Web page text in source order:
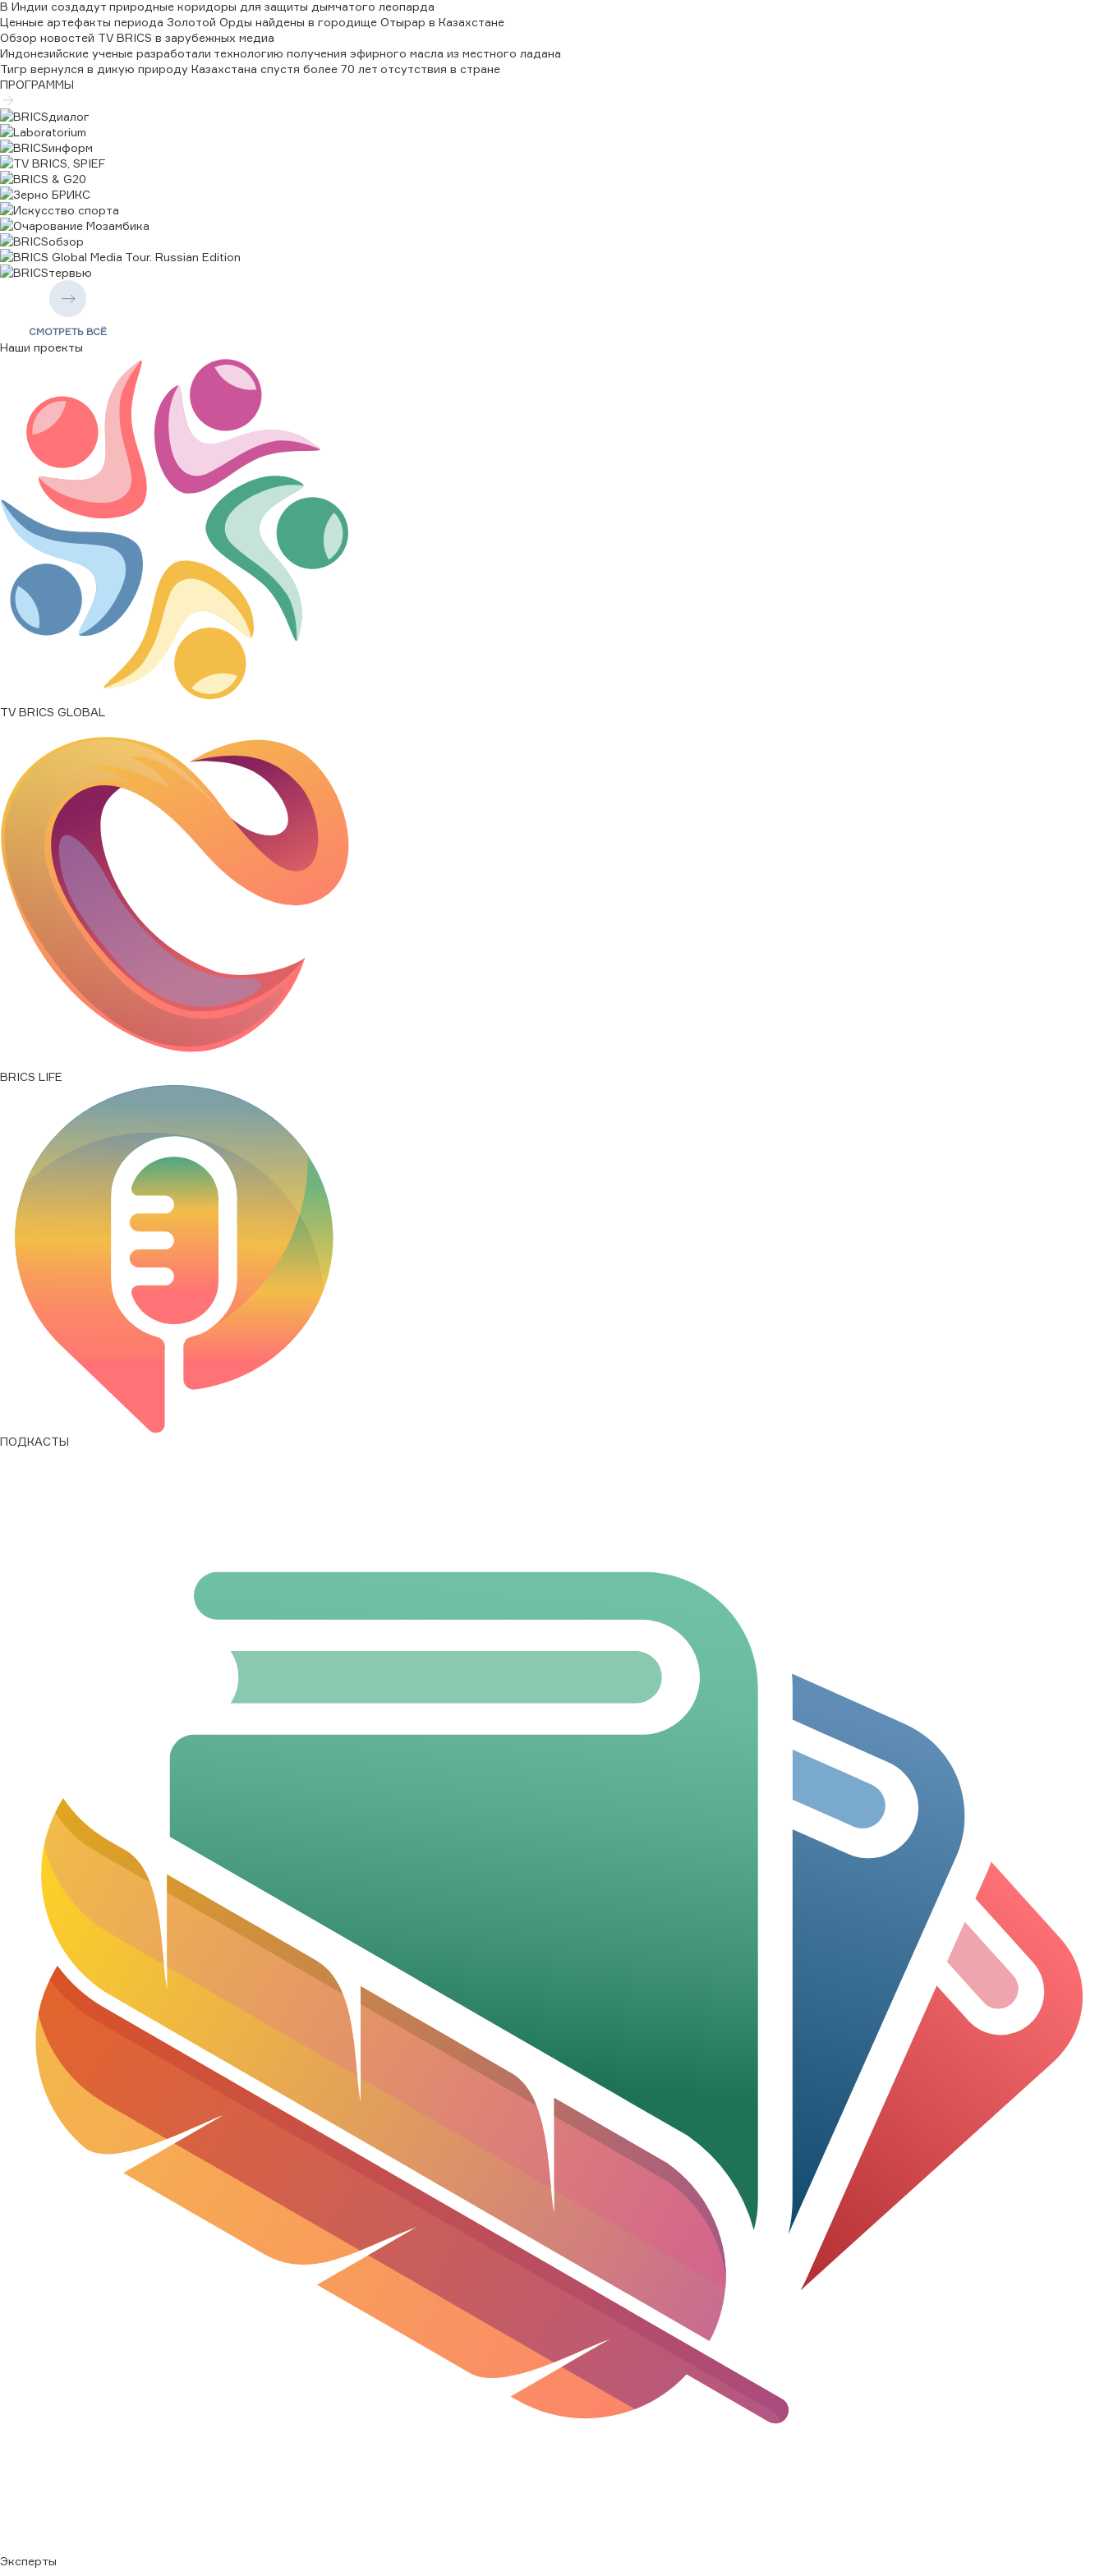
↑ 0,0000
CNY/RUB
12,1655
↑0,0000
EGP/RUB
1,6503
↑0,0000
IRR/RUB
0,0001
↑0,0000
AED/RUB
22,3735
↑0,0000
SAR/RUB
21,9111
↑0,0000
ETB/RUB
0,5136
USD/RUB
82,1665
↑0,0000
BRL/RUB
16,1067
0,0000
INR/RUB
0,0000
ZAR/RUB
5,0343
0,0000
CNY/RUB
12,1655
0,0000
EGP/RUB
1,6503
0,0000
22,3735
SAR/RUB
21,9111
0,0000
ETB/RUB
0,5136
↑
USD/RUB
82,1665
↑0,0000
IDR/RUB
0,0046
0,0000
В Индии создадут природные коридоры для защиты дымчатого леопарда
Ценные артефакты периода Золотой Орды найдены в городище Отырар в Казахстане
Обзор новостей TV BRICS в зарубежных медиа
Индонезийские ученые разработали технологию получения эфирного масла из местного ладана
Тигр вернулся в дикую природу Казахстана спустя более 70 лет отсутствия в стране
ПРОГРАММЫ
СМОТРЕТЬ ВСЁ
Наши проекты
TV BRICS GLOBAL
BRICS LIFE
ПОДКАСТЫ
Эксперты